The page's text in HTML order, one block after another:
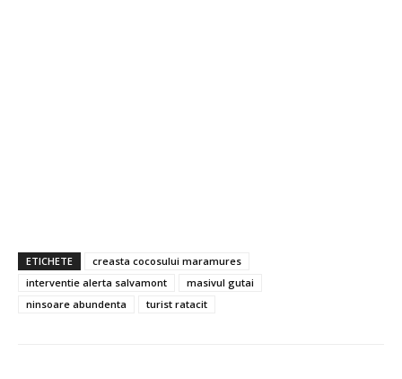
ETICHETE
creasta cocosului maramures
interventie alerta salvamont
masivul gutai
ninsoare abundenta
turist ratacit